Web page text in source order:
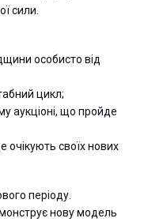
сили.
особисто від
цикл;
аукціоні, що пройде
очікують своїх нових
періоду.
нову модель